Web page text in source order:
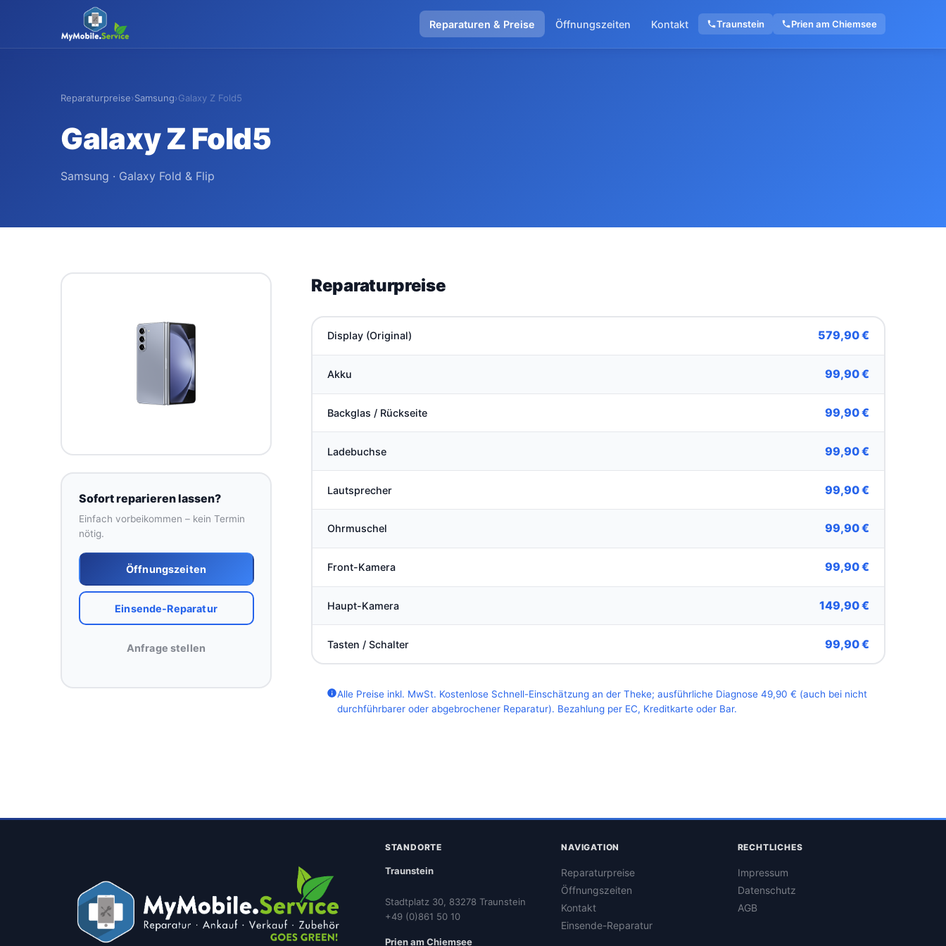
MyMobile.Service
Reparaturen & Preise Öffnungszeiten Kontakt Traunstein Prien am Chiemsee
Reparaturpreise›Samsung›Galaxy Z Fold5
Galaxy Z Fold5
Samsung · Galaxy Fold & Flip
Sofort reparieren lassen?
Einfach vorbeikommen – kein Termin
nötig.
Öffnungszeiten
Einsende-Reparatur
Anfrage stellen
Reparaturpreise
Display (Original) 579,90 €
Akku 99,90 €
Backglas / Rückseite 99,90 €
Ladebuchse 99,90 €
Lautsprecher 99,90 €
Ohrmuschel 99,90 €
Front-Kamera 99,90 €
Haupt-Kamera 149,90 €
Tasten / Schalter 99,90 €
Alle Preise inkl. MwSt. Kostenlose Schnell-Einschätzung an der Theke; ausführliche Diagnose 49,90 € (auch bei nicht
durchführbarer oder abgebrochener Reparatur). Bezahlung per EC, Kreditkarte oder Bar.
STANDORTE
Traunstein
Stadtplatz 30, 83278 Traunstein
+49 (0)861 50 10
Prien am Chiemsee
NAVIGATION
Reparaturpreise
Öffnungszeiten
Kontakt
Einsende-Reparatur
RECHTLICHES
Impressum
Datenschutz
AGB